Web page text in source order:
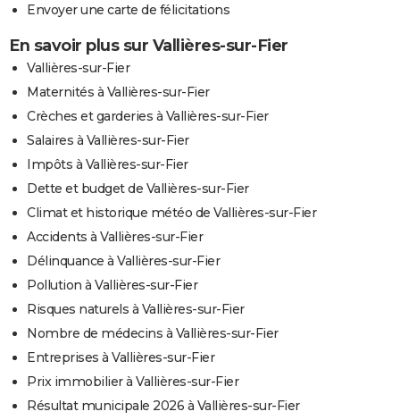
Envoyer une carte de félicitations
En savoir plus sur Vallières-sur-Fier
Vallières-sur-Fier
Maternités à Vallières-sur-Fier
Crèches et garderies à Vallières-sur-Fier
Salaires à Vallières-sur-Fier
Impôts à Vallières-sur-Fier
Dette et budget de Vallières-sur-Fier
Climat et historique météo de Vallières-sur-Fier
Accidents à Vallières-sur-Fier
Délinquance à Vallières-sur-Fier
Pollution à Vallières-sur-Fier
Risques naturels à Vallières-sur-Fier
Nombre de médecins à Vallières-sur-Fier
Entreprises à Vallières-sur-Fier
Prix immobilier à Vallières-sur-Fier
Résultat municipale 2026 à Vallières-sur-Fier